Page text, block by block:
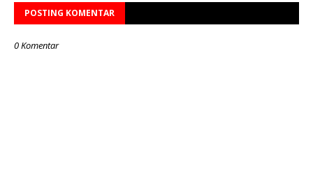
POSTING KOMENTAR
0 Komentar